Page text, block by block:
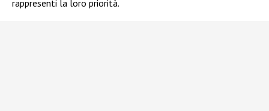
rappresenti la loro priorità.